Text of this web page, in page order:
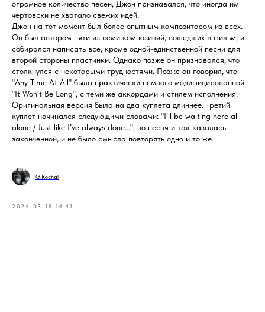
огромное количество песен, Джон признавался, что иногда им
чертовски не хватало свежих идей.
Джон на тот момент был более опытным композитором из всех.
Он был автором пяти из семи композиций, вошедших в фильм, и
собирался написать все, кроме одной-единственной песни для
второй стороны пластинки. Однако позже он признавался, что
столкнулся с некоторыми трудностями. Позже он говорил, что
"Any Time At All" была практически немного модифицированной
"It Won’t Be Long", с теми же аккордами и стилем исполнения.
Оригинальная версия была на два куплета длиннее. Третий
куплет начинался следующими словами: "I’ll be waiting here all
alone / Just like I’ve always done…", но песня и так казалась
законченной, и не было смысла повторять одно и то же.
G.Rochal
2024-03-18 14:41